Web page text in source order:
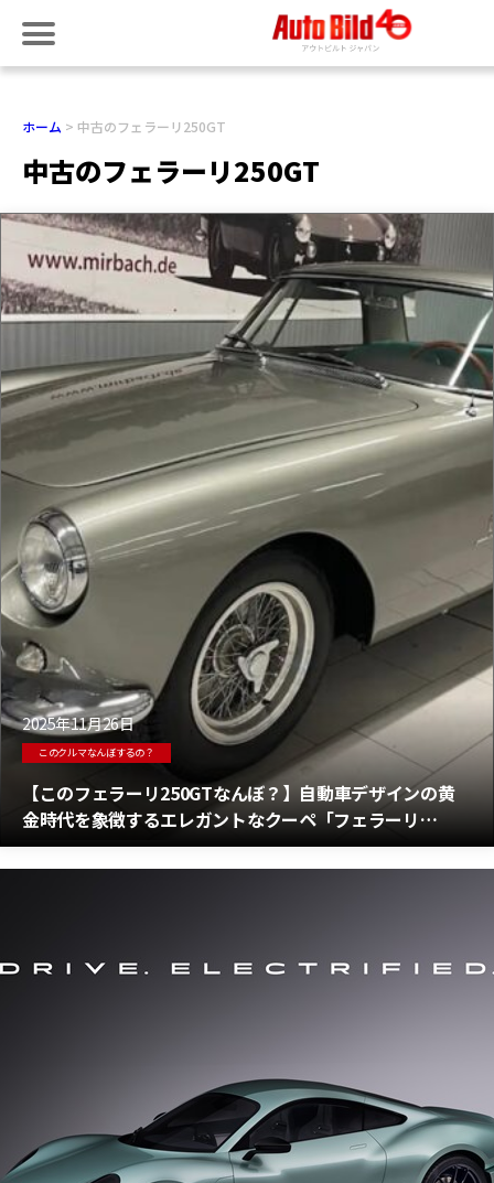
ホーム 中古のフェラーリ250GT
中古のフェラーリ250GT
2025年11月26日
このクルマなんぼするの？
【このフェラーリ250GTなんぼ？】自動車デザインの黄
金時代を象徴するエレガントなクーペ「フェラーリ
250GTピニンファリーナ クーペ」